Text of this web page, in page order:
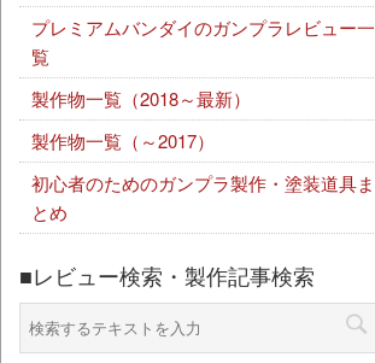
プレミアムバンダイのガンプラレビュー一
覧
製作物一覧（2018～最新）
製作物一覧（～2017）
初心者のためのガンプラ製作・塗装道具ま
とめ
■レビュー検索・製作記事検索